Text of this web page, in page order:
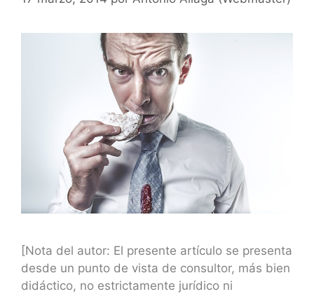
[Nota del autor: El presente artículo se presenta
desde un punto de vista de consultor, más bien
didáctico, no estrictamente jurídico ni